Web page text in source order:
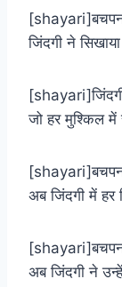
[shayari]बचपन
जिंदगी ने
जो हर मुश्किल
[shayari]बचपन
अब जिंदगी में हर
अब जिंदगी ने